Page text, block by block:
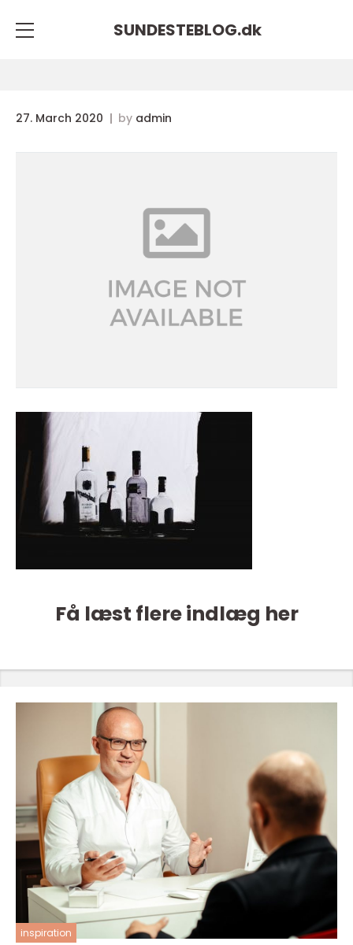
SUNDESTEBLOG.dk
27. March 2020 by admin
Få læst flere indlæg her
inspiration